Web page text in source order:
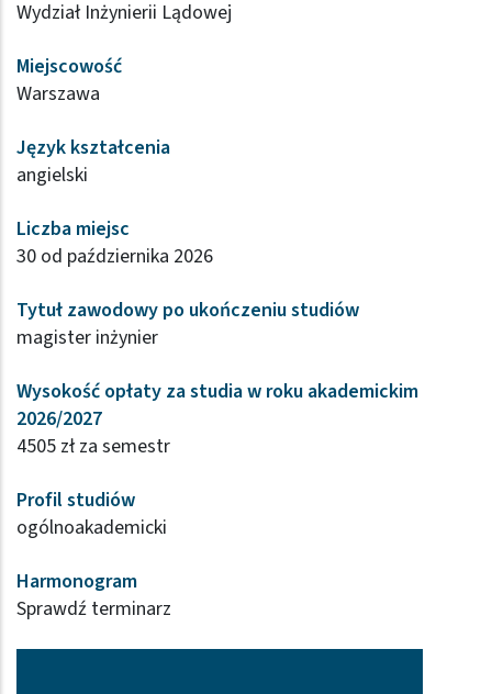
Wydział Inżynierii Lądowej
Miejscowość
Warszawa
Język kształcenia
angielski
Liczba miejsc
30 od października 2026
Tytuł zawodowy po ukończeniu studiów
magister inżynier
Wysokość opłaty za studia w roku akademickim
2026/2027
4505 zł za semestr
Profil studiów
ogólnoakademicki
Harmonogram
Sprawdź terminarz